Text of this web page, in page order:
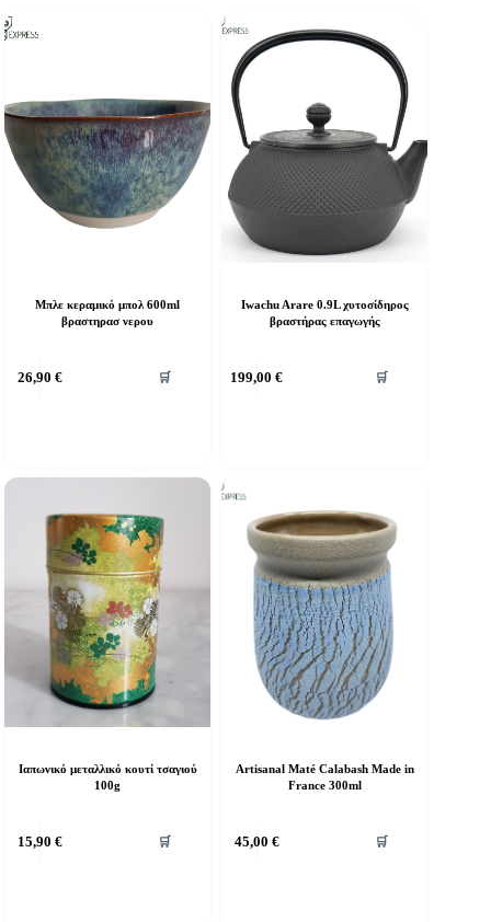
Μπλε κεραμικό μπολ 600ml
βραστηρασ νερου
26,90 € 🛒
Iwachu Arare 0.9L χυτοσίδηρος
βραστήρας επαγωγής
199,00€ 🛒
Ιαπωνικό μεταλλικό κουτί τσαγιού
100g
15,90 € 🛒
Artisanal Maté Calabash Made in
France 300ml
45,00 € 🛒